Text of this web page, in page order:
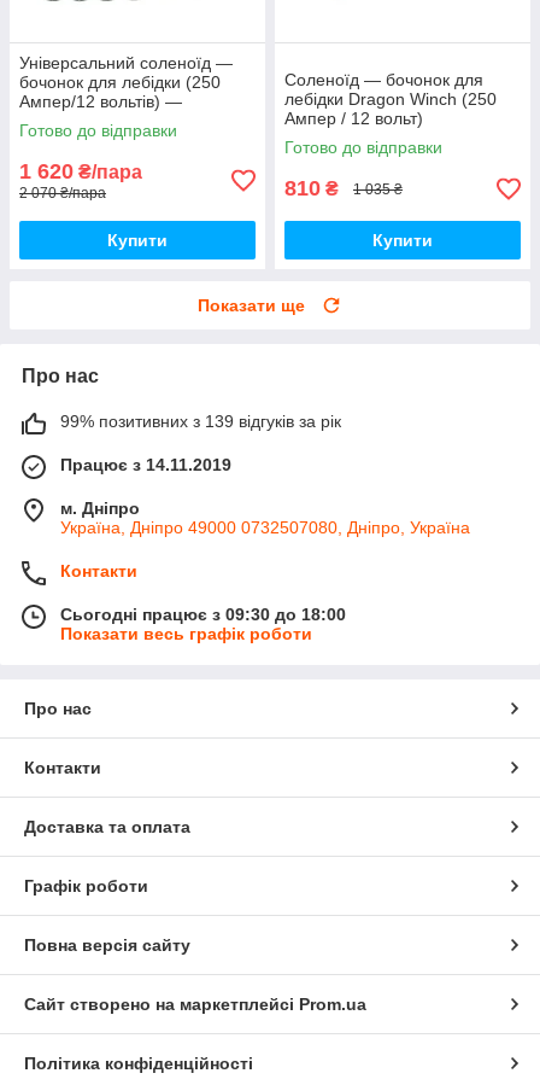
Універсальний соленоїд —
бочонок для лебідки (250
Ампер/12 вольтів) —
комплект 2 штуки
Готово до відправки
1 620 ₴/пара
2 070 ₴/пара
Купити
Соленоїд — бочонок для
лебідки Dragon Winch (250
Ампер / 12 вольт)
Готово до відправки
810 ₴ 1 035 ₴
Купити
Показати ще
Про нас
99% позитивних з 139 відгуків за рік
Працює з 14.11.2019
м. Дніпро
Україна, Дніпро 49000 0732507080, Дніпро, Україна
Контакти
Сьогодні працює з 09:30 до 18:00
Показати весь графік роботи
Про нас
Контакти
Доставка та оплата
Графік роботи
Повна версія сайту
Сайт створено на маркетплейсі Prom.ua
Політика конфіденційності